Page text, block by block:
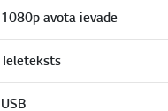
1080p avota ievade
Teleteksts
USB